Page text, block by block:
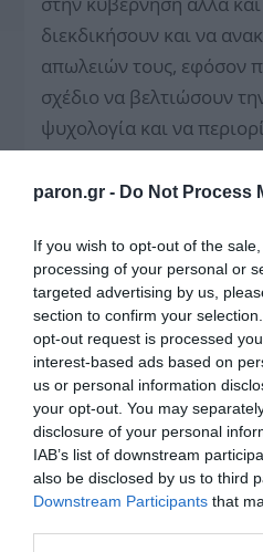
paron.gr - Do Not Process
If you wish to opt-out of the
processing of your personal or
targeted advertising by us,
section to confirm your
opt-out request is processed
interest-based ads based on
us or personal information
your opt-out. You may
disclosure of your personal
IAB’s list of downstream
also be disclosed by us to third
Downstream Participants that
διεκδικήσουν και να
απωλειών τους, εφόσον
σχέδιο να βελτιώσουν
ψυχολογία και να
κοινωνικής πίεσης. Αν
αποκατασταθούν και
καθημερινότητα
μικρομεσαίων
επαγγελματιών μπορεί
σιωπηλή αλλά κρίσιμη
με ό,τι αυτό συνεπάγεται.
ΤΟ ΠΑΡΟΝ